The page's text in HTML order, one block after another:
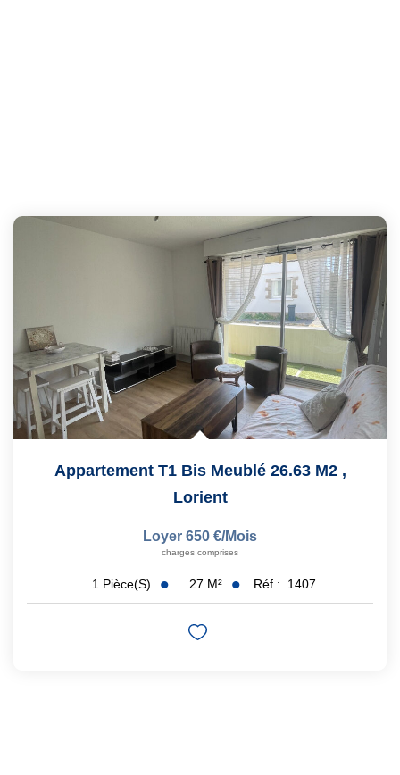
Appartement T1 Bis Meublé 26.63 M2 ,
Lorient
Loyer 650 €/mois
charges comprises
1 Pièce(s) 27 M² Réf : 1407